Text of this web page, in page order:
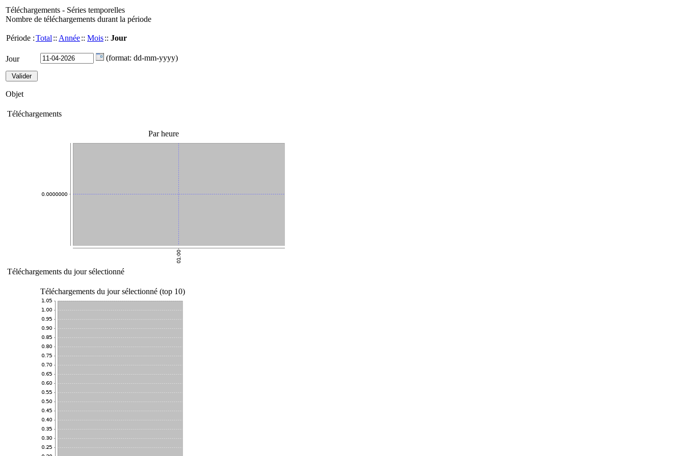
Téléchargements - Séries temporelles
Nombre de téléchargements durant la période
Période :Total :: Année:: Mois:: Jour
Jour (format: dd-mm-yyyy)
Objet
Téléchargements
Par heure
Téléchargements du jour sélectionné
Téléchargements du jour sélectionné (top 10)